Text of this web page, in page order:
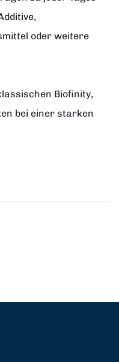
oder weitere
Biofinity,
bei einer starken